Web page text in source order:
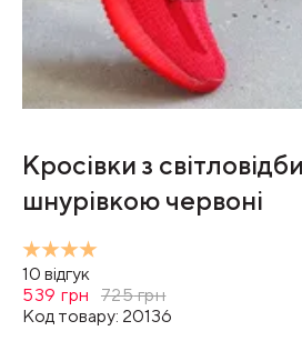
Кросівки з
шнурівкою червоні
10 відгук
539 грн 725грн
Код товару: 20136